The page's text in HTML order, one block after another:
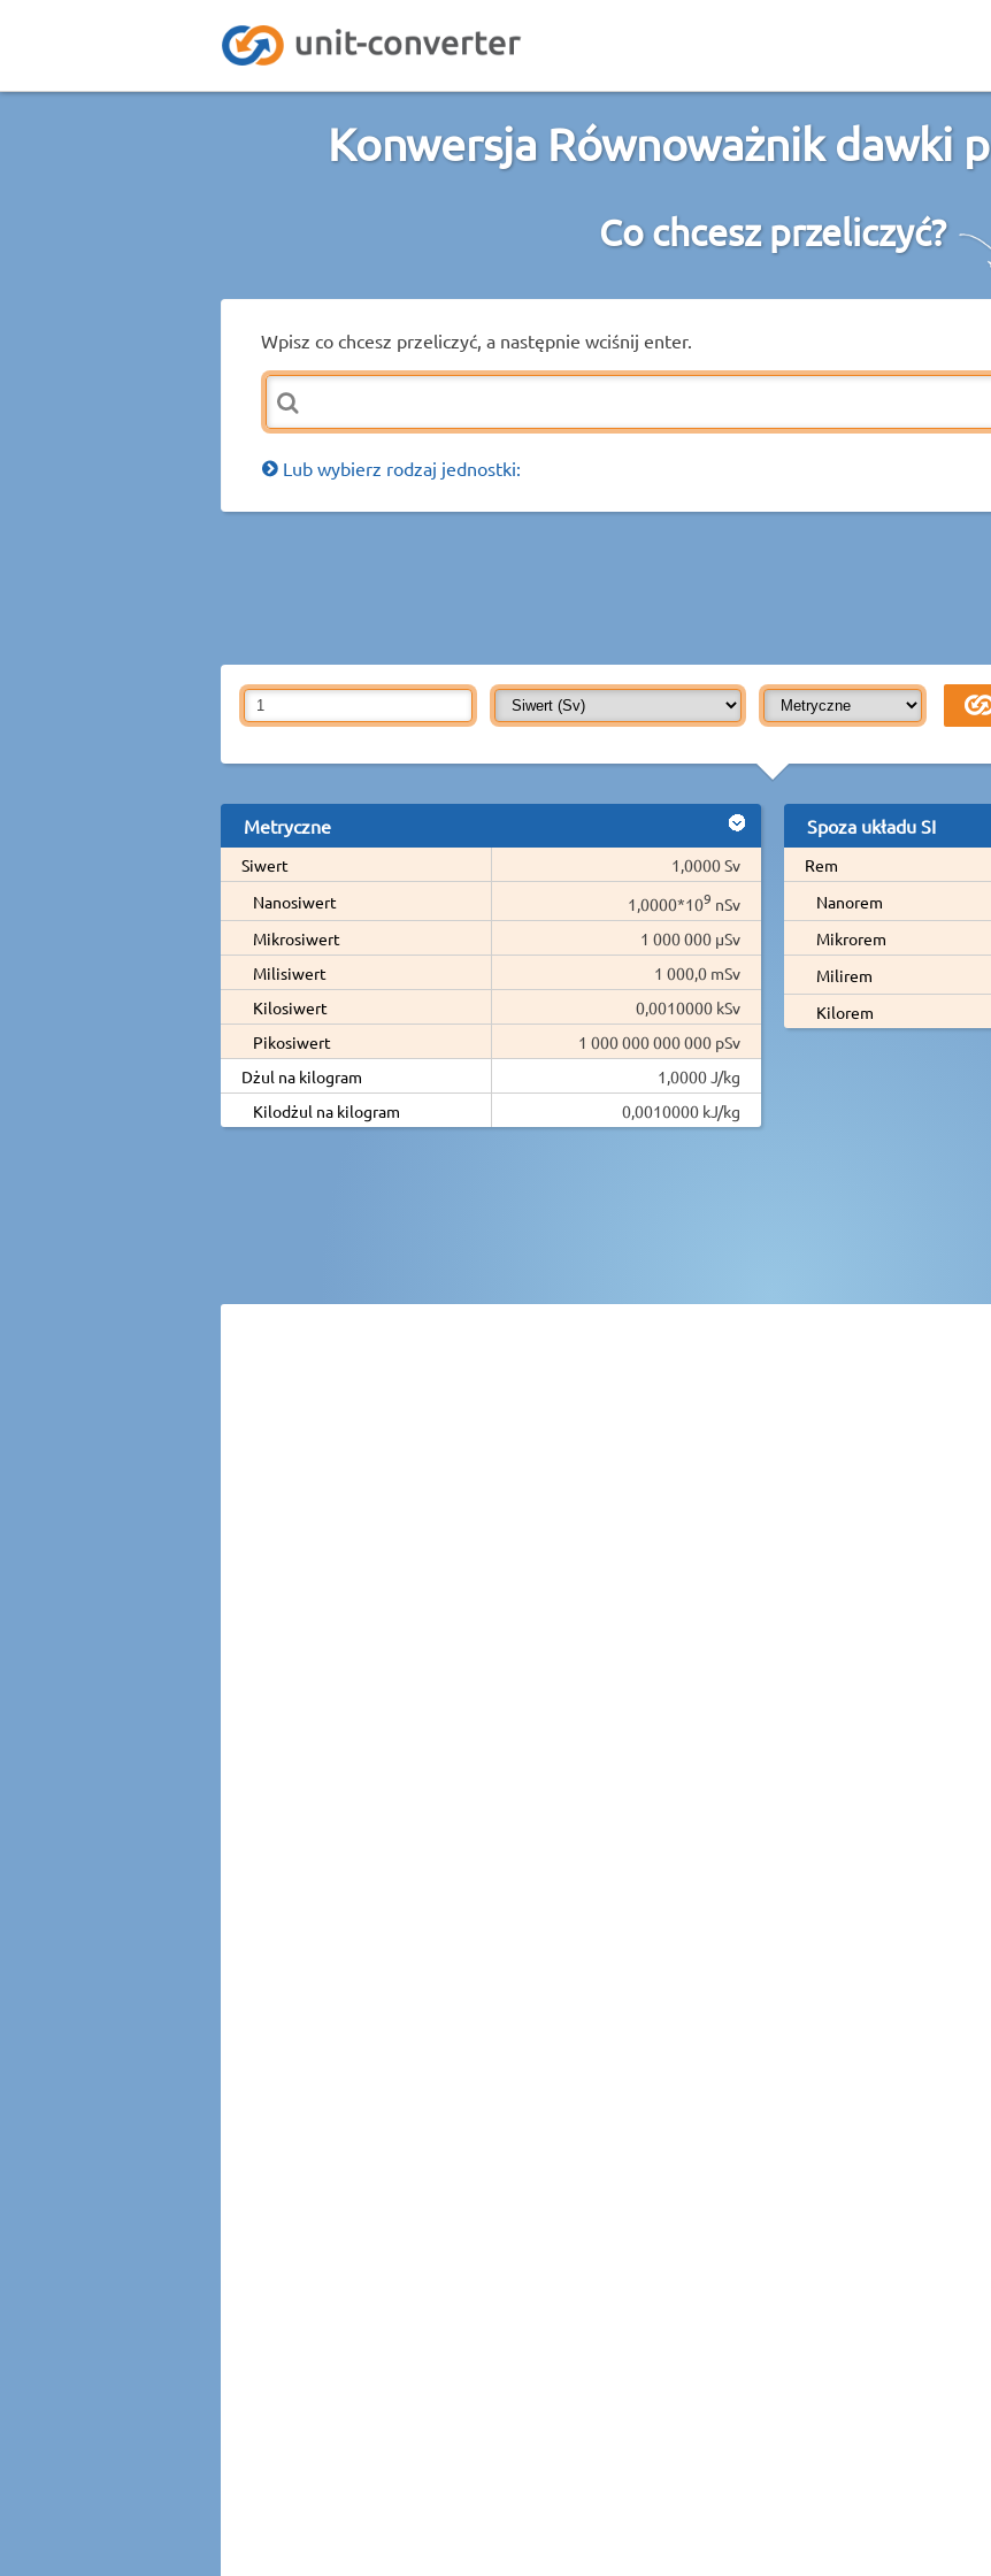
Konwersja Równoważnik dawki
Co chcesz przeliczyć?
Wpisz co chcesz przeliczyć, a następnie wciśnij enter.
Lub wybierz rodzaj jednostki:
Metryczne
Siwert
1,0000 Sv
Nanosiwert
1,0000*109 nSv
Mikrosiwert
1 000 000 µSv
Milisiwert
1 000,0 mSv
Kilosiwert
0,0010000 kSv
Pikosiwert
1 000 000 000 000 pSv
Dżul na kilogram
1,0000 J/kg
Kilodżul na kilogram
0,0010000 kJ/kg
Spoza układu SI
Rem
Nanorem
Mikrorem
Milirem
Kilorem